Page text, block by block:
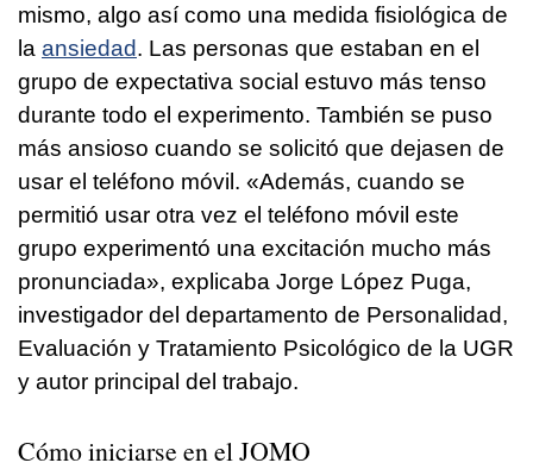
mismo, algo así como una medida fisiológica de
la ansiedad. Las personas que estaban en el
grupo de expectativa social estuvo más tenso
durante todo el experimento. También se puso
más ansioso cuando se solicitó que dejasen de
usar el teléfono móvil. «Además, cuando se
permitió usar otra vez el teléfono móvil este
grupo experimentó una excitación mucho más
pronunciada», explicaba Jorge López Puga,
investigador del departamento de Personalidad,
Evaluación y Tratamiento Psicológico de la UGR
y autor principal del trabajo.
Cómo iniciarse en el JOMO